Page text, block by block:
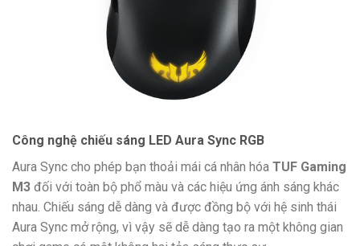
Công nghệ chiếu sáng LED Aura Sync RGB
Aura Sync cho phép bạn thoải mái cá nhân hóa TUF Gaming
M3 đối với toàn bộ phổ màu và các hiệu ứng ánh sáng khác
nhau. Chiếu sáng dễ dàng và được đồng bộ với hệ sinh thái
Aura Sync mở rộng, vì vậy sẽ dễ dàng tạo ra một không gian